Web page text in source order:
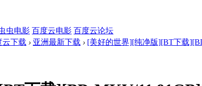
虫电影 百度云电影 百度云论坛
云下载 › 亚洲最新下载 › [美好的世界][纯净版][BT下载